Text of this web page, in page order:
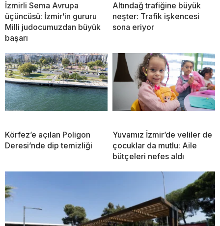
İzmirli Sema Avrupa
üçüncüsü: İzmir’in gururu
Milli judocumuzdan büyük
başarı
Altındağ trafiğine büyük
neşter: Trafik işkencesi
sona eriyor
Körfez’e açılan Poligon
Deresi’nde dip temizliği
Yuvamız İzmir’de veliler de
çocuklar da mutlu: Aile
bütçeleri nefes aldı